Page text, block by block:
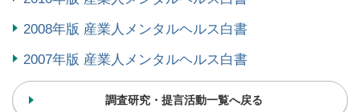
2008年版 産業人メンタルヘルス白書
2007年版 産業人メンタルヘルス白書
調査研究・提言活動一覧へ戻る